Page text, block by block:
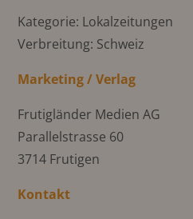
Kategorie: Lokalzeitungen
Verbreitung: Schweiz
Marketing / Verlag
Frutigländer Medien AG
Parallelstrasse 60
3714 Frutigen
Kontakt